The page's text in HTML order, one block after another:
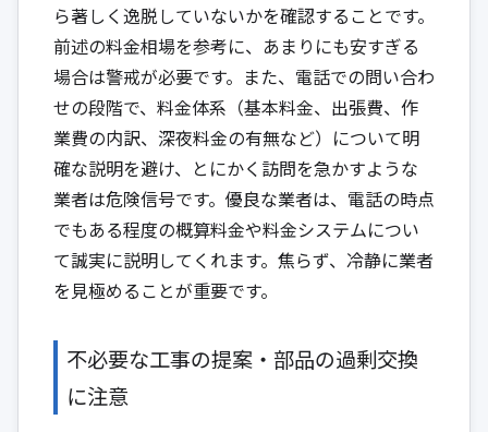
ら著しく逸脱していないかを確認することです。
前述の料金相場を参考に、あまりにも安すぎる
場合は警戒が必要です。また、電話での問い合わ
せの段階で、料金体系（基本料金、出張費、作
業費の内訳、深夜料金の有無など）について明
確な説明を避け、とにかく訪問を急かすような
業者は危険信号です。優良な業者は、電話の時点
でもある程度の概算料金や料金システムについ
て誠実に説明してくれます。焦らず、冷静に業者
を見極めることが重要です。
不必要な工事の提案・部品の過剰交換
に注意